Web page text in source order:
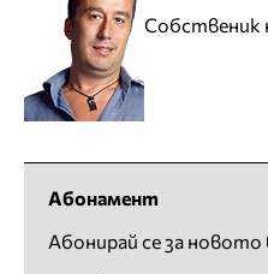
Собственик
Абонамент
Абонирай се за новото